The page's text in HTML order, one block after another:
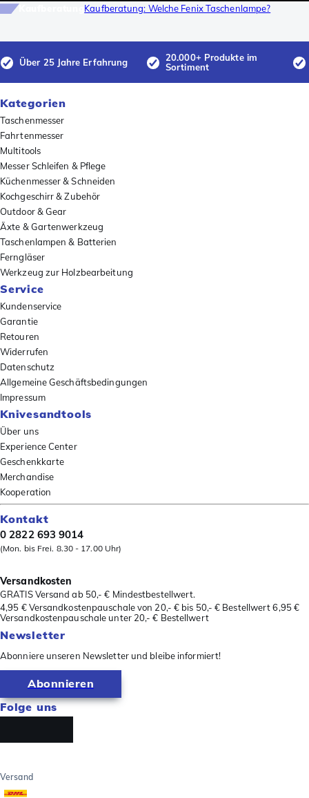
Kaufberatung: Welche Fenix Taschenlampe?
Über 25 Jahre Erfahrung
20.000+ Produkte im
Sortiment
Kategorien
Taschenmesser
Fahrtenmesser
Multitools
Messer Schleifen & Pflege
Küchenmesser & Schneiden
Kochgeschirr & Zubehör
Outdoor & Gear
Äxte & Gartenwerkzeug
Taschenlampen & Batterien
Ferngläser
Werkzeug zur Holzbearbeitung
Service
Kundenservice
Garantie
Retouren
Widerrufen
Datenschutz
Allgemeine Geschäftsbedingungen
Impressum
Knivesandtools
Über uns
Experience Center
Geschenkkarte
Merchandise
Kooperation
Kontakt
0 2822 693 9014
(Mon. bis Frei. 8.30 - 17.00 Uhr)
Versandkosten
GRATIS Versand ab 50,- € Mindestbestellwert.
4,95 € Versandkostenpauschale von 20,- € bis 50,- € Bestellwert 6,95 €
Versandkostenpauschale unter 20,- € Bestellwert
Newsletter
Abonniere unseren Newsletter und bleibe informiert!
Abonnieren
Folge uns
Versand